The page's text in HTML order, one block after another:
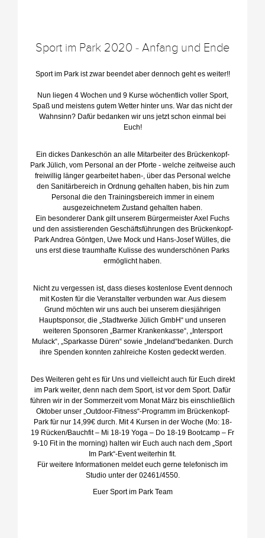
Sport im Park 2020 - Anfang und Ende
Sport im Park ist zwar beendet aber dennoch geht es weiter!!
Nun liegen 4 Wochen und 9 Kurse wöchentlich voller Sport,
Spaß und meistens gutem Wetter hinter uns. War das nicht der
Wahnsinn? Dafür bedanken wir uns jetzt schon einmal bei
Euch!
Ein dickes Dankeschön an alle Mitarbeiter des Brückenkopf-
Park Jülich, vom Personal an der Pforte - welche zeitweise auch
freiwillig länger gearbeitet haben-, über das Personal welche
den Sanitärbereich in Ordnung gehalten haben, bis hin zum
Personal die den Trainingsbereich immer in einem
ausgezeichnetem Zustand gehalten haben.
Ein besonderer Dank gilt unserem Bürgermeister Axel Fuchs
und den assistierenden Geschäftsführungen des Brückenkopf-
Park Andrea Göntgen, Uwe Mock und Hans-Josef Wülles, die
uns erst diese traumhafte Kulisse des wunderschönen Parks
ermöglicht haben.
Nicht zu vergessen ist, dass dieses kostenlose Event dennoch
mit Kosten für die Veranstalter verbunden war. Aus diesem
Grund möchten wir uns auch bei unserem diesjährigen
Hauptsponsor, die „Stadtwerke Jülich GmbH“ und unseren
weiteren Sponsoren „Barmer Krankenkasse“, „Intersport
Mulack“, „Sparkasse Düren“ sowie „Indeland“bedanken. Durch
ihre Spenden konnten zahlreiche Kosten gedeckt werden.
Des Weiteren geht es für Uns und vielleicht auch für Euch direkt
im Park weiter, denn nach dem Sport, ist vor dem Sport. Dafür
führen wir in der Sommerzeit vom Monat März bis einschließlich
Oktober unser „Outdoor-Fitness“-Programm im Brückenkopf-
Park für nur 14,99€ durch. Mit 4 Kursen in der Woche (Mo: 18-
19 Rücken/Bauchfit – Mi 18-19 Yoga – Do 18-19 Bootcamp – Fr
9-10 Fit in the morning) halten wir Euch auch nach dem „Sport
Im Park“-Event weiterhin fit.
Für weitere Informationen meldet euch gerne telefonisch im
Studio unter der 02461/4550.
Euer Sport im Park Team